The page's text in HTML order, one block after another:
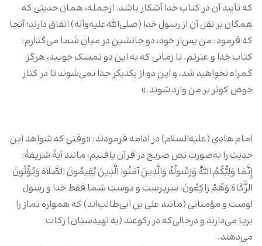
که تأیید آن در کتاب خدا آشکار باشد. ازجمله، همان حدیثی که
همگان بر نقل آن از رسول خدا (صلی‌الله‌علیه‌وآله) اتفاق دارند؛ آنجا
که فرمود: من پس‌از خود، دو جانشین در میان شما می‌گذارم:
کتاب خدا و عترتم. تا زمانی که به این دو تمسک جویید، هرگز
گمراه نخواهید شد، و این دو از یکدیگر جدا نمی‌شوند تا در کنار
حوض کوثر بر من وارد شوند.»
امام هادی (علیه‌السلام) در ادامه فرمودند: «وقتی که شواهد این
حدیث را به‌صورت نص صریح در قرآن یافتیم، مانند آیۀ شریفۀ:
إِنَّمَا وَلِیُّکُمُ اللَّهُ وَرَسُولُهُ وَالَّذِینَ آمَنُوا الَّذِینَ یُقِیمُونَ الصَّلَاهَ وَیُؤْتُونَ
الزَّکَاهَ وَهُمْ رَاکِعُونَ، سرپرست و دوست شما فقط خدا و رسول
اوست و مؤمنانی (مانند علی بن ابی‌طالب‌اند) که همواره نماز را
برپا می‌دارند و درحالی‌که در رکوعند (به تهیدستان) زکات
می‌دهند.